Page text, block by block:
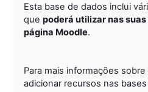
Esta base de dados inclui
que poderá utilizar nas
página Moodle.
Para mais informações
adicionar recursos nas